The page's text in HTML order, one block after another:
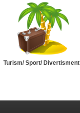
Turism/ Sport/ Divertisment